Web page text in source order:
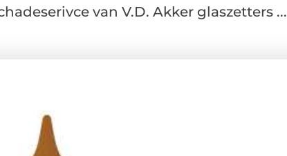
van V.D. Akker glaszetters ...